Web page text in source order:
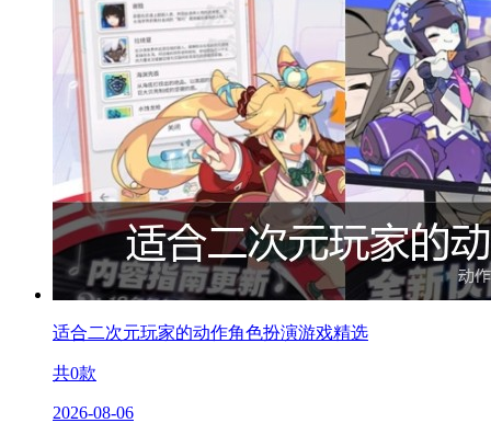
适合二次元玩家的动作角色扮演游戏精选
共0款
2026-08-06